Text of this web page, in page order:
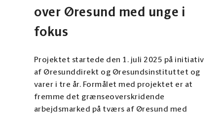
over Øresund med unge i
fokus
Projektet startede den 1. juli 2025 på initiativ
af Øresunddirekt og Øresundsinstituttet og
varer i tre år. Formålet med projektet er at
fremme det grænseoverskridende
arbejdsmarked på tværs af Øresund med